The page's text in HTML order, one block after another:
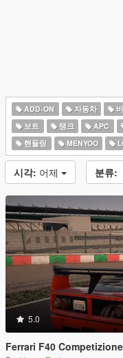
ADD-ON 자동차
보트
탱크 APC
핸들링
MENYOO
시각: 어제 분류:
5.0
Ferrari F40